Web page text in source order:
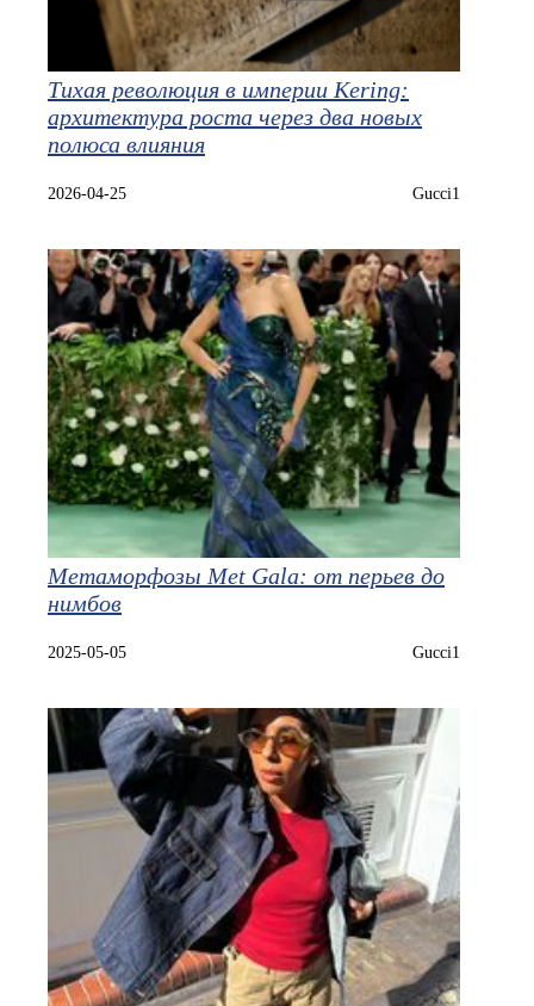
Тихая революция в империи Kering:
архитектура роста через два новых
полюса влияния
2026-04-25 Gucci1
Метаморфозы Met Gala: от перьев до
нимбов
2025-05-05 Gucci1